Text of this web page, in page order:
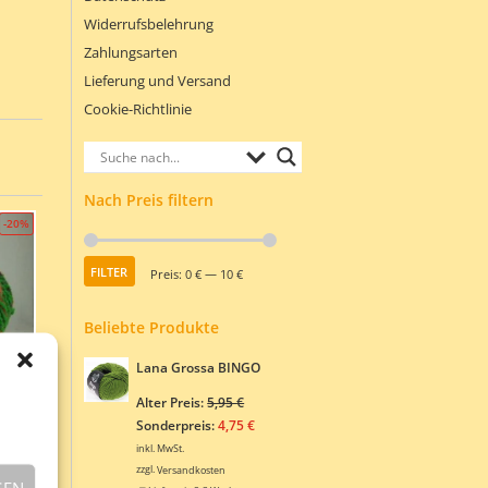
-20%
Widerrufsbelehrung
Zahlungsarten
Lieferung und Versand
Cookie-Richtlinie
Nach Preis filtern
Min.
Max.
FILTER Preis:0 € — 10 €
Beliebte Produkte
Lana Grossa BINGO
Alter Preis:5,95€Ursprünglicher
Preis
Sonderpreis:4,75€Aktueller
inkl. MwSt.
zzgl.Versandkosten